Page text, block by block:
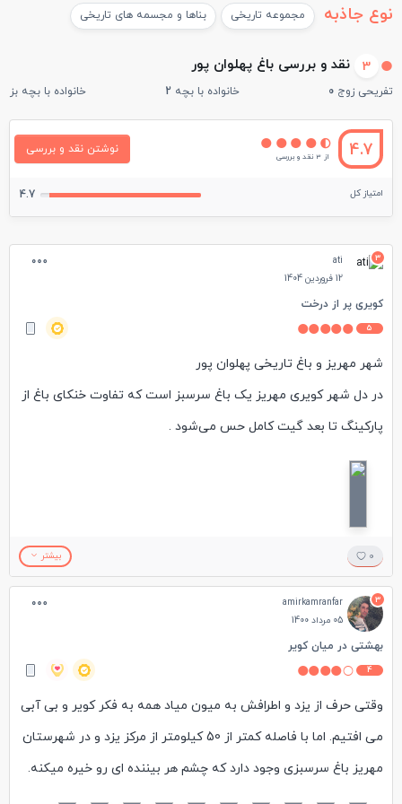
نوع جاذبه مجموعه تاریخی بناها و مجسمه های تاریخی
3 نقد و بررسی باغ پهلوان پور
تفریحی زوج 0 خانواده با بچه 2 خانواده با بچه
4.7 از 3 نقد و بررسی
نوشتن نقد و بررسی
امتیاز کل 4.7
3
ati
12 فروردین 1404
کویری پر از درخت
5
شهر مهریز و باغ تاریخی پهلوان پور
در دل شهر کویری مهریز یک باغ سرسبز است که تفاوت خنکای باغ از
پارکینگ تا بعد گیت کامل حس می‌شود .
داخل یک پارکینگ که حتی یک متر سایه هم پیدا نمیشد پارک کردم .
داخل باغ جوی های پر از آب وجود داشت و یک بنای قدیمی در وسط
باغ وجود داشت .
در انتهای باغ کافی شاپ بود که با قیمت های مناسب هم غذا و هم
نوشیدنی برای فروش داشت .
غرفه های شهرداری هم داخل باغ بود . غرفه نقاشی . غرفه عروسک
سازی و کلی غرفه دیگه ….
0 بیشتر
3
amirkamranfar
05 مرداد 1400
بهشتی در میان کویر
4
وقتی حرف از یزد و اطرافش به میون میاد همه به فکر کویر و بی آبی
می افتیم. اما با فاصله کمتر از 50 کیلومتر از مرکز یزد و در شهرستان
مهریز باغ سرسبزی وجود دارد که چشم هر بیننده ای رو خیره میکنه.
وجود جوی های روان از آب و سایه سارهایی که از وجود درختان پدید